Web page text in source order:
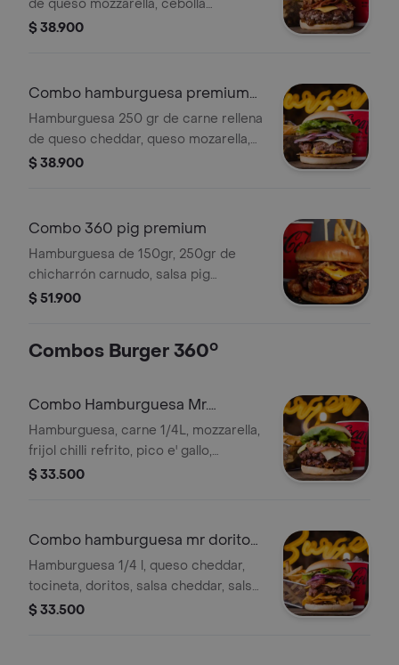
de queso mozzarella, cebolla
caramelizada, cebolla frita crispy,
bebida a elección.
$ 38.900
Combo hamburguesa premium
sra. smith
Hamburguesa 250 gr de carne rellena
de queso cheddar, queso mozarella,
pepinillos, cebolla roja, tomate,
$ 38.900
Combo 360 pig premium
Hamburguesa de 150gr, 250gr de
chicharrón carnudo, salsa pig
(mayopaprika levemente picante)
$ 51.900
Combos Burger 360°
Combo Hamburguesa Mr.
Mexicana
Hamburguesa, carne 1/4L, mozzarella,
frijol chilli refrito, pico e' gallo,
guacamole, jamon ahumado, papa
$ 33.500
Combo hamburguesa mr doritos
+ coca-cola
Hamburguesa 1/4 l, queso cheddar,
tocineta, doritos, salsa cheddar, salsa,
papa chip, papas y bebida a elección
$ 33.500